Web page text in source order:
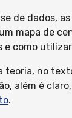
de dados,
mapa de
e como
teoria, no
além é
.